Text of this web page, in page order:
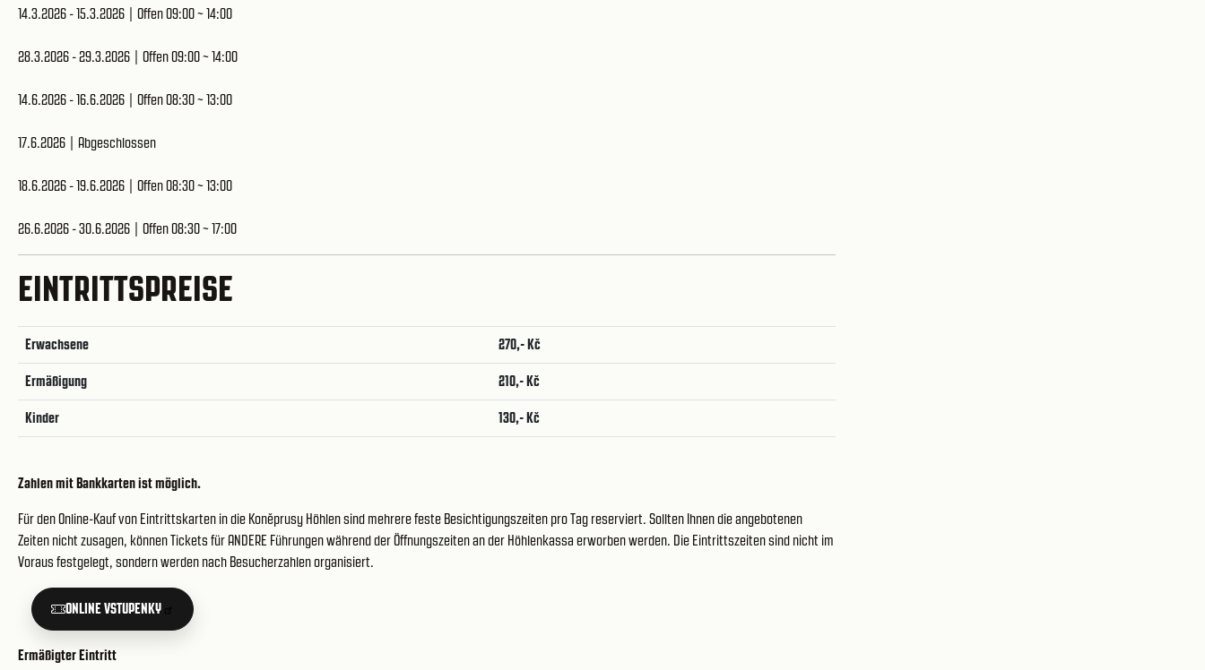
14.3.2026 - 15.3.2026 | Offen 09:00 ~ 14:00
28.3.2026 - 29.3.2026 | Offen 09:00 ~ 14:00
14.6.2026 - 16.6.2026 | Offen 08:30 ~ 13:00
17.6.2026 | Abgeschlossen
18.6.2026 - 19.6.2026 | Offen 08:30 ~ 13:00
26.6.2026 - 30.6.2026 | Offen 08:30 ~ 17:00
EINTRITTSPREISE
Erwachsene 270,- Kč
Ermäßigung 210,- Kč
Kinder 130,- Kč
Zahlen mit Bankkarten ist möglich.
Für den Online-Kauf von Eintrittskarten in die Koněprusy Höhlen sind mehrere feste Besichtigungszeiten pro Tag reserviert. Sollten Ihnen die angebotenen
Zeiten nicht zusagen, können Tickets für ANDERE Führungen während der Öffnungszeiten an der Höhlenkassa erworben werden. Die Eintrittszeiten sind nicht im
Voraus festgelegt, sondern werden nach Besucherzahlen organisiert.
ONLINE VSTUPENKY
Ermäßigter Eintritt